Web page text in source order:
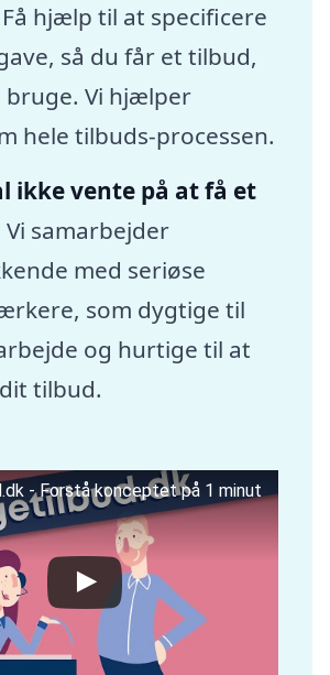
hjælp til at specificere
så du får et tilbud,
bruge. Vi hjælper
hele tilbuds-processen.
ikke vente på at få et
Vi samarbejder
med seriøse
som dygtige til
og hurtige til at
tilbud.
- Forstå konceptet på 1 minut